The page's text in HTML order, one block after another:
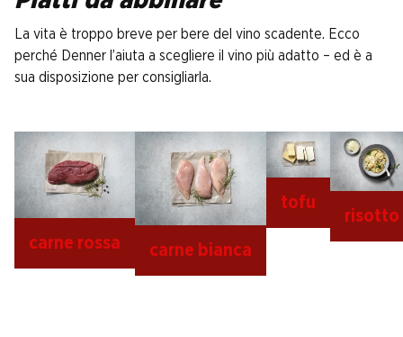
La vita è troppo breve per bere del vino scadente. Ecco
perché Denner l’aiuta a scegliere il vino più adatto – ed è a
sua disposizione per consigliarla.
carne rossa carne bianca
tofu
risotto